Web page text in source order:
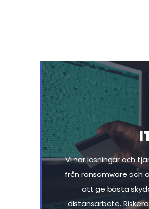
Vi har lösningar och
från ransomware och
att ge bästa
distansarbete.